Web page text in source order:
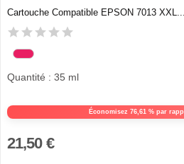
Cartouche Compatible EPSON 7013 XXL...
Économisez 76,61 % par
Quantité : 35 ml
21,50 €